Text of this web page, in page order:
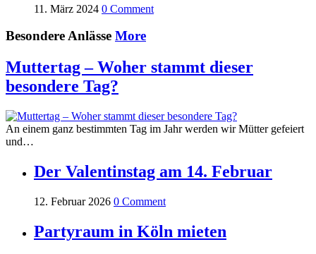
11. März 2024 0 Comment
Besondere Anlässe More
Muttertag – Woher stammt dieser
besondere Tag?
An einem ganz bestimmten Tag im Jahr werden wir Mütter gefeiert
und…
Der Valentinstag am 14. Februar
12. Februar 2026 0 Comment
Partyraum in Köln mieten